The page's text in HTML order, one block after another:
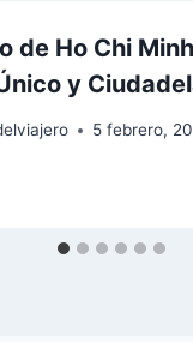
de Ho Chi
y
5 febrero,